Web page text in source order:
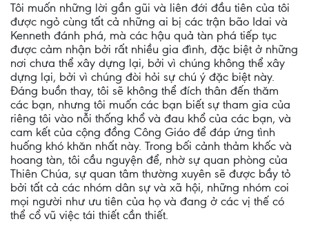
Tôi muốn những lời gần gũi và liên đới đầu tiên của tôi
được ngỏ cùng tất cả những ai bị các trận bão Idai và
Kenneth đánh phá, mà các hậu quả tàn phá tiếp tục
được cảm nhận bởi rất nhiều gia đình, đặc biệt ở những
nơi chưa thể xây dựng lại, bởi vì chúng không thể xây
dựng lại, bởi vì chúng đòi hỏi sự chú ý đặc biệt này.
Đáng buồn thay, tôi sẽ không thể đích thân đến thăm
các bạn, nhưng tôi muốn các bạn biết sự tham gia của
riêng tôi vào nỗi thống khổ và đau khổ của các bạn, và
cam kết của cộng đồng Công Giáo để đáp ứng tình
huống khó khăn nhất này. Trong bối cảnh thảm khốc và
hoang tàn, tôi cầu nguyện để, nhờ sự quan phòng của
Thiên Chúa, sự quan tâm thường xuyên sẽ được bầy tỏ
bởi tất cả các nhóm dân sự và xã hội, những nhóm coi
mọi người như ưu tiên của họ và đang ở các vị thế có
thể cổ vũ việc tái thiết cần thiết.